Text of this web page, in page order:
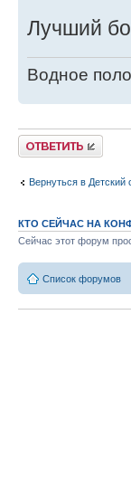
Лучший
Водное
Ответить
Вернуться в Детский
КТО СЕЙЧАС НА
Сейчас этот форум
Список форумов